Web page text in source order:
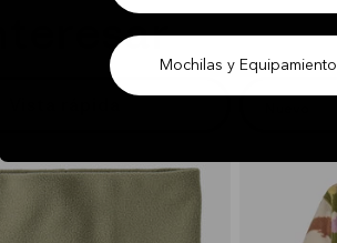
Mochilas y Equipamiento